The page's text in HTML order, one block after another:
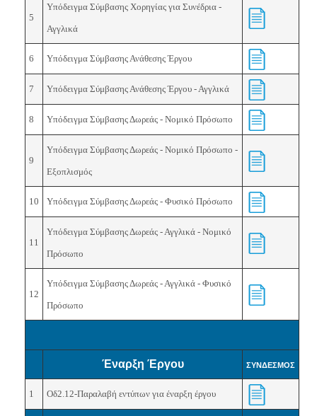
5
Υπόδειγμα Σύμβασης Χορηγίας για Συνέδρια -
Αγγλικά
6 Υπόδειγμα Σύμβασης Ανάθεσης Έργου
7 Υπόδειγμα Σύμβασης Ανάθεσης Έργου - Αγγλικά
8 Υπόδειγμα Σύμβασης Δωρεάς - Νομικό Πρόσωπο
9
Υπόδειγμα Σύμβασης Δωρεάς - Νομικό Πρόσωπο -
Εξοπλισμός
10 Υπόδειγμα Σύμβασης Δωρεάς - Φυσικό Πρόσωπο
11
Υπόδειγμα Σύμβασης Δωρεάς - Αγγλικά - Νομικό
Πρόσωπο
12
Υπόδειγμα Σύμβασης Δωρεάς - Αγγλικά - Φυσικό
Πρόσωπο
Έναρξη Έργου ΣΥΝΔΕΣΜΟΣ
1 Οδ2.12-Παραλαβή εντύπων για έναρξη έργου